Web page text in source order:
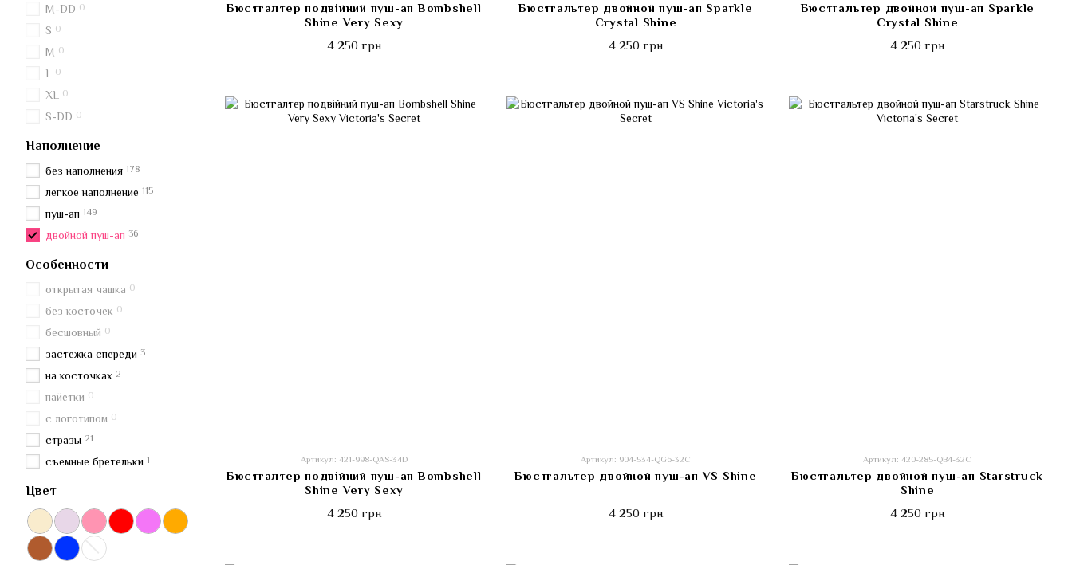
Бюстгалтер подвійний пуш-ап Bombshell
Shine Very Sexy
4 250 грн
Бюстгальтер двойной пуш-ап Sparkle
Crystal Shine
4 250 грн
Бюстгальтер двойной пуш-ап Sparkle
Crystal Shine
4 250 грн
Артикул: 421-998-QAS-34D
Бюстгалтер подвійний пуш-ап Bombshell
Shine Very Sexy
4 250 грн
Артикул: 904-534-QG6-32C
Бюстгальтер двойной пуш-ап VS Shine
4 250 грн
Артикул: 420-285-QB4-32C
Бюстгальтер двойной пуш-ап Starstruck
Shine
4 250 грн
M-DD 0
S 0
M 0
L 0
XL 0
S-DD 0
Наполнение
без наполнения 178
легкое наполнение 115
пуш-ап 149
двойной пуш-ап 36
Особенности
открытая чашка 0
без косточек 0
бесшовный 0
застежка спереди 3
на косточках 2
пайетки 0
с логотипом 0
стразы 21
съемные бретельки 1
Цвет